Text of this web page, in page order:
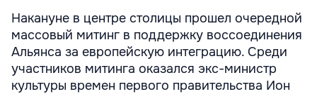
Накануне в центре столицы прошел очередной
массовый митинг в поддержку воссоединения
Альянса за европейскую интеграцию. Среди
участников митинга оказался экс-министр
культуры времен первого правительства Ион